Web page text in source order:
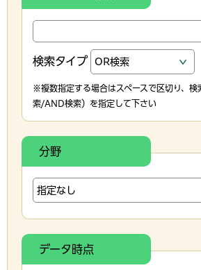
検索タイプ
※複数指定する場合はスペースで区切り、検
索/AND検索）を指定して下さい
分野
データ時点